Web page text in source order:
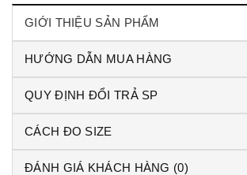
GIỚI THIỆU SẢN PHẨM
HƯỚNG DẪN MUA HÀNG
QUY ĐỊNH ĐỔI TRẢ SP
CÁCH ĐO SIZE
ĐÁNH GIÁ KHÁCH HÀNG (0)